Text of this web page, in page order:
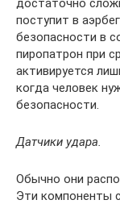
достаточно
поступит в
безопасности в
пиропатрон при
активируется
когда человек
безопасности.
Датчики удара.
Обычно они
Эти компоненты